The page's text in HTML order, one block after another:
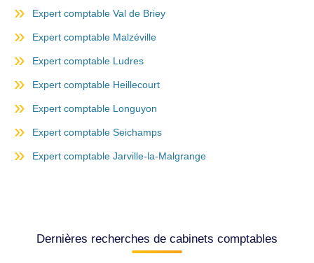
Expert comptable Val de Briey
Expert comptable Malzéville
Expert comptable Ludres
Expert comptable Heillecourt
Expert comptable Longuyon
Expert comptable Seichamps
Expert comptable Jarville-la-Malgrange
Dernières recherches de cabinets comptables